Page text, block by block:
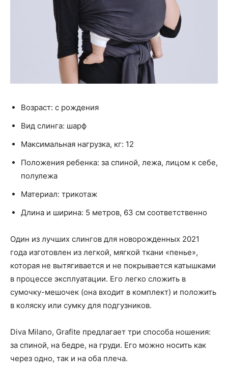
Возраст: с рождения
Вид слинга: шарф
Максимальная нагрузка, кг: 12
Положения ребенка: за спиной, лежа, лицом к себе,
полулежа
Материал: трикотаж
Длина и ширина: 5 метров, 63 см соответственно
Один из лучших слингов для новорожденных 2021
года изготовлен из легкой, мягкой ткани «пенье»,
которая не вытягивается и не покрывается катышками
в процессе эксплуатации. Его легко сложить в
сумочку-мешочек (она входит в комплект) и положить
в коляску или сумку для подгузников.
Diva Milano, Grafite предлагает три способа ношения:
за спиной, на бедре, на груди. Его можно носить как
через одно, так и на оба плеча.